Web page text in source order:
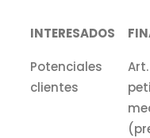
INTERESADOS
Potenciales
clientes